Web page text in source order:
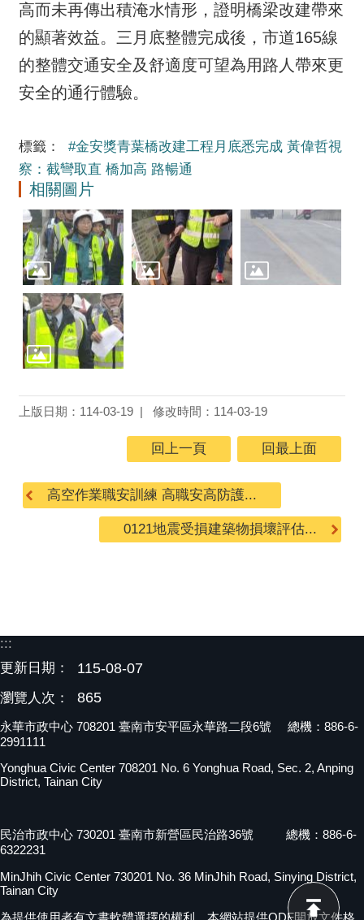
高而未再傳出積淹水情形，證明橋梁改建帶來
的顯著效益。三月底整體完成後，市道165線
的整體交通安全及舒適度可望為用路人帶來更
安全的通行體驗。
標籤：
#金安獎青葉橋改建工程月底悉完成 黃偉哲視
察：截彎取直 橋加高 路暢通
相關圖片
上版日期：114-03-19 修改時間：114-03-19
回上一頁 回最上面
高空作業職安訓練 高職安高防護...
0121地震受損建築物損壞評估...
:::
更新日期：
115-08-07
瀏覽人次： 865
永華市政中心 708201 臺南市安平區永華路二段6號 總機：886-6-
2991111
Yonghua Civic Center 708201 No. 6 Yonghua Road, Sec. 2, Anping
District, Tainan City
民治市政中心 730201 臺南市新營區民治路36號 總機：886-6-
6322231
MinJhih Civic Center 730201 No. 36 MinJhih Road, Sinying District,
Tainan City
為提供使用者有文書軟體選擇的權利，本網站提供ODF開放文件格